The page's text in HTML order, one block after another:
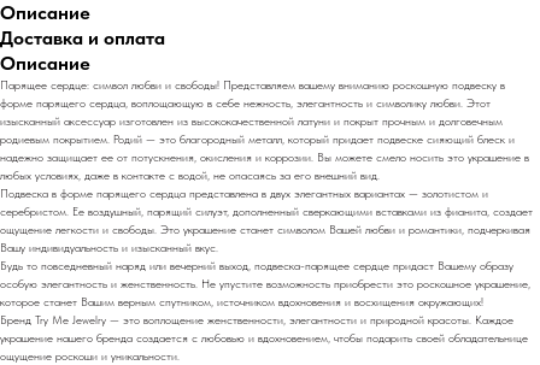
Описание
Доставка и оплата
Описание
Парящее сердце: символ любви и свободы! Представляем вашему вниманию роскошную подвеску в
форме парящего сердца, воплощающую в себе нежность, элегантность и символику любви. Этот
изысканный аксессуар изготовлен из высококачественной латуни и покрыт прочным и долговечным
родиевым покрытием. Родий — это благородный металл, который придает подвеске сияющий блеск и
надежно защищает ее от потускнения, окисления и коррозии. Вы можете смело носить это украшение в
любых условиях, даже в контакте с водой, не опасаясь за его внешний вид.
Подвеска в форме парящего сердца представлена в двух элегантных вариантах — золотистом и
серебристом. Ее воздушный, парящий силуэт, дополненный сверкающими вставками из фианита, создает
ощущение легкости и свободы. Это украшение станет символом Вашей любви и романтики, подчеркивая
Вашу индивидуальность и изысканный вкус.
Будь то повседневный наряд или вечерний выход, подвеска-парящее сердце придаст Вашему образу
особую элегантность и женственность. Не упустите возможность приобрести это роскошное украшение,
которое станет Вашим верным спутником, источником вдохновения и восхищения окружающих!
Бренд Try Me Jewelry — это воплощение женственности, элегантности и природной красоты. Каждое
украшение нашего бренда создается с любовью и вдохновением, чтобы подарить своей обладательнице
ощущение роскоши и уникальности.